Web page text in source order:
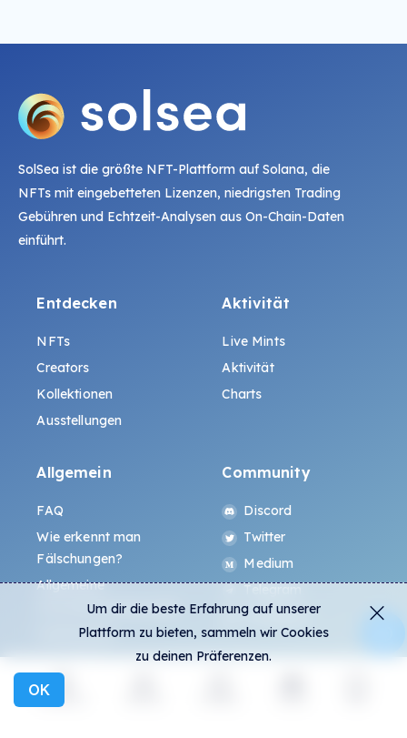
Entdecken
SolSea ist die größte NFT-Plattform auf Solana, die
NFTs mit eingebetteten Lizenzen, niedrigsten Trading
Gebühren und Echtzeit-Analysen aus On-Chain-Daten
einführt.
Entdecken
NFTs
Creators
Kollektionen
Ausstellungen
Aktivität
Live Mints
Aktivität
Charts
Allgemein
FAQ
Wie erkennt man
Fälschungen?
Allgemeine
Geschäftsbedingungen
Datenschutz
ALL.ART Protocol
Community
Discord
Twitter
Medium
Instagram
Um dir die beste Erfahrung auf unserer
Plattform zu bieten, sammeln wir Cookies
zu deinen Präferenzen.
OK